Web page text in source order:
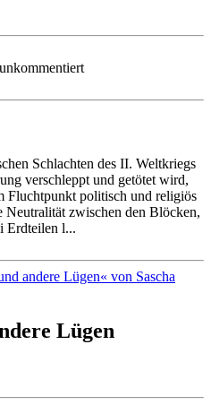
Schlachten des II. Weltkriegs
verschleppt und getötet wird,
Fluchtpunkt politisch und religiös
zwischen den Blö­cken,
Erdtei­len l...
Lügen